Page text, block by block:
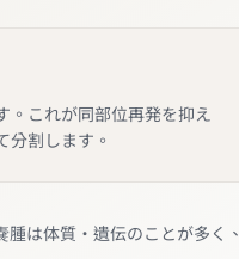
。これが同部位再発を抑え
分割します。
は体質・遺伝のことが多く、